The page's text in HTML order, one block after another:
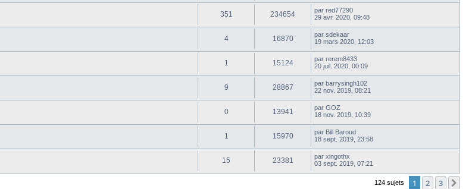
351 234654 par red77290
29 avr. 2020, 09:48
4 16870 par sdekaar
19 mars 2020, 12:03
1 15124 par rerem8433
20 juil. 2020, 00:09
9 28867 par barrysingh102
22 nov. 2019, 08:21
0 13941 par GOZ
18 nov. 2019, 10:39
1 15970 par Bill Baroud
18 sept. 2019, 23:58
15 23381 par xingothx
03 sept. 2019, 07:21
124 sujets 1 2 3